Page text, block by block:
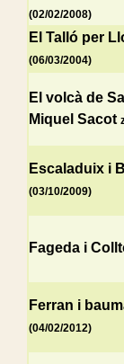
(02/02/2008)
El Talló per
(06/03/2004)
El volcà de
Miquel Sacot
Escaladuix i
(03/10/2009)
Fageda i
Ferran i
(04/02/2012)